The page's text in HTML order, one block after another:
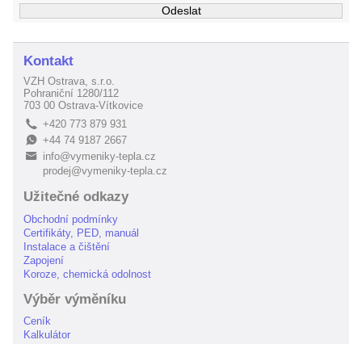
Kontakt
VZH Ostrava, s.r.o.
Pohraniční 1280/112
703 00 Ostrava-Vítkovice
L +420 773 879 931
E+44 74 9187 2667
B
info@vymeniky-tepla.cz
prodej@vymeniky-tepla.cz
Užitečné odkazy
Obchodní podmínky
Certifikáty, PED, manuál
Instalace a čištění
Zapojení
Koroze, chemická odolnost
Výběr výměníku
Ceník
Kalkulátor